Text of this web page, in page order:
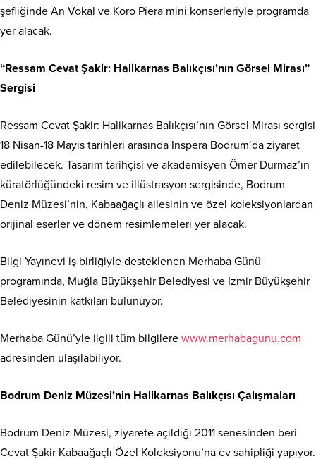
şefliğinde An Vokal ve Koro Piera mini konserleriyle programda
yer alacak.
“Ressam Cevat Şakir: Halikarnas Balıkçısı’nın Görsel Mirası”
Sergisi
Ressam Cevat Şakir: Halikarnas Balıkçısı’nın Görsel Mirası sergisi
18 Nisan-18 Mayıs tarihleri arasında Inspera Bodrum’da ziyaret
edilebilecek. Tasarım tarihçisi ve akademisyen Ömer Durmaz’ın
küratörlüğündeki resim ve illüstrasyon sergisinde, Bodrum
Deniz Müzesi’nin, Kabaağaçlı ailesinin ve özel koleksiyonlardan
orijinal eserler ve dönem resimlemeleri yer alacak.
Bilgi Yayınevi iş birliğiyle desteklenen Merhaba Günü
programında, Muğla Büyükşehir Belediyesi ve İzmir Büyükşehir
Belediyesinin katkıları bulunuyor.
Merhaba Günü’yle ilgili tüm bilgilere www.merhabagunu.com
adresinden ulaşılabiliyor.
Bodrum Deniz Müzesi’nin Halikarnas Balıkçısı Çalışmaları
Bodrum Deniz Müzesi, ziyarete açıldığı 2011 senesinden beri
Cevat Şakir Kabaağaçlı Özel Koleksiyonu’na ev sahipliği yapıyor.